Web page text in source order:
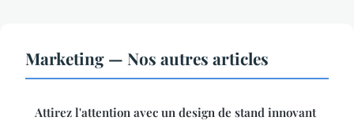
Marketing — Nos autres articles
Attirez l'attention avec un design de stand innovant